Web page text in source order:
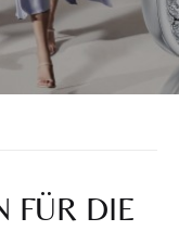
FÜR DIE